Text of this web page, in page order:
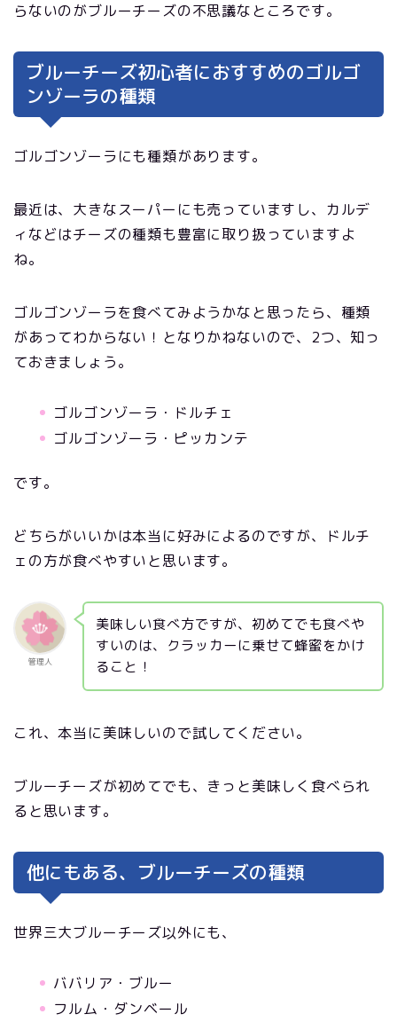
らないのがブルーチーズの不思議なところです。
ブルーチーズ初心者におすすめのゴルゴ
ンゾーラの種類
ゴルゴンゾーラにも種類があります。
最近は、大きなスーパーにも売っていますし、カルデ
ィなどはチーズの種類も豊富に取り扱っていますよ
ね。
ゴルゴンゾーラを食べてみようかなと思ったら、種類
があってわからない！となりかねないので、2つ、知っ
ておきましょう。
ゴルゴンゾーラ・ドルチェ
ゴルゴンゾーラ・ピッカンテ
です。
どちらがいいかは本当に好みによるのですが、ドルチ
ェの方が食べやすいと思います。
管理人
美味しい食べ方ですが、初めてでも食べや
すいのは、クラッカーに乗せて蜂蜜をかけ
ること！
これ、本当に美味しいので試してください。
ブルーチーズが初めてでも、きっと美味しく食べられ
ると思います。
他にもある、ブルーチーズの種類
世界三大ブルーチーズ以外にも、
ババリア・ブルー
フルム・ダンベール